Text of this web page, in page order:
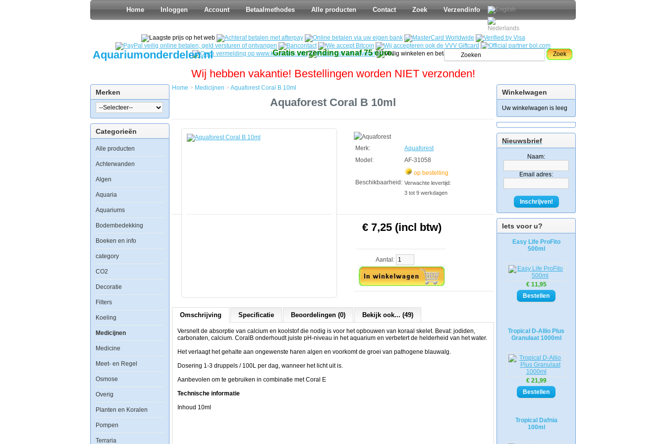
Home Inloggen Account Betaalmethodes Alle producten Contact Zoek Verzendinfo
Aquariumonderdelen.nl Gratis verzending vanaf 75 euro. Zoek
Wij hebben vakantie! Bestellingen worden NIET verzonden!
Merken
Categorieën
Alle producten
Achterwanden
Algen
Aquaria
Aquariums
Bodembedekking
Boeken en info
category
CO2
Decoratie
Filters
Koeling
Medicijnen
Medicine
Meet- en Regel
Osmose
Overig
Planten en Koralen
Pompen
Terraria
Winkelwagen
Uw winkelwagen is leeg
Nieuwsbrief
Naam:
Email adres:
Inschrijven!
Iets voor u?
Easy Life ProFito
500ml
€ 11,95
Tropical D-Allio Plus
Granulaat 1000ml
€ 21,99
Tropical Dafnia
100ml
Coral
B
10ml
nodig
van
koraal
Bevat:
carbonaten,
CoralB
juiste
niveau
Home > Medicijnen > Aquaforest Coral B 10ml
Aquaforest Coral B 10ml
Merk:
Aquaforest
Model:
AF-31058
Beschikbaarheid:
op bestelling
Verwachte levertijd:
3 tot 9 werkdagen
€ 7,25 (incl btw)
Aantal:
Omschrijving Specificatie Beoordelingen (0) Bekijk ook... (49)
Versnelt de absorptie van calcium en koolstof die nodig is voor het opbouwen van koraal skelet. Bevat: jodiden,
carbonaten, calcium. CoralB onderhoudt juiste pH-niveau in het aquarium en verbetert de helderheid van het water.
Het verlaagt het gehalte aan ongewenste haren algen en voorkomt de groei van pathogene blauwalg.
Dosering 1-3 druppels / 100L per dag, wanneer het licht uit is.
Aanbevolen om te gebruiken in combinatie met Coral E
Technische informatie
Inhoud 10ml